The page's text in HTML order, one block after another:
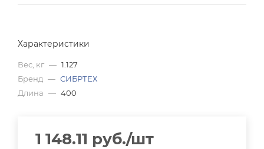
Характеристики
Вес, кг — 1.127
Бренд — СИБРТЕХ
Длина — 400
1 148.11 руб./шт